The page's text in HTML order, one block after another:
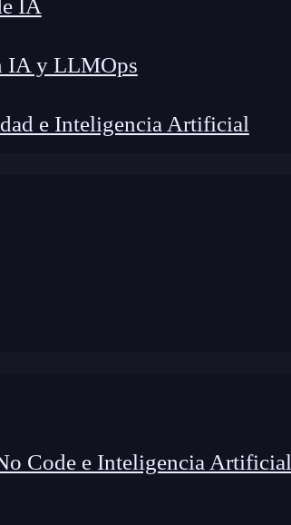
IA
IA y LLMOps
e Inteligencia Artificial
Code e Inteligencia Artificial